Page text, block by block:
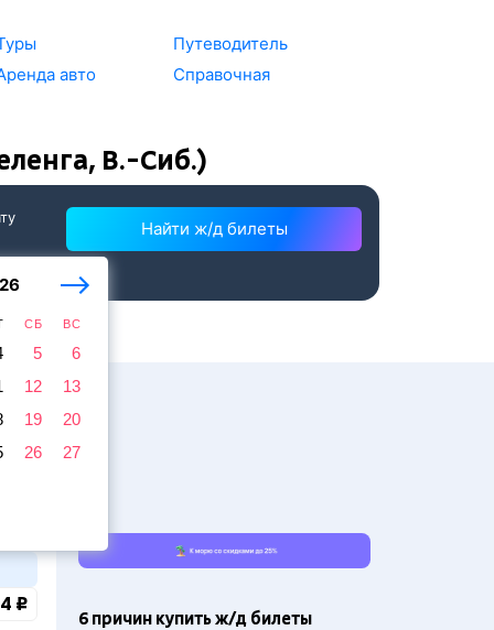
авто
Путеводитель
Справочная
В.-Сиб.)
СБ ВС
5
6
12
13
19
20
26
27
Найти ж/д билеты
₽
6 причин купить ж/д билеты